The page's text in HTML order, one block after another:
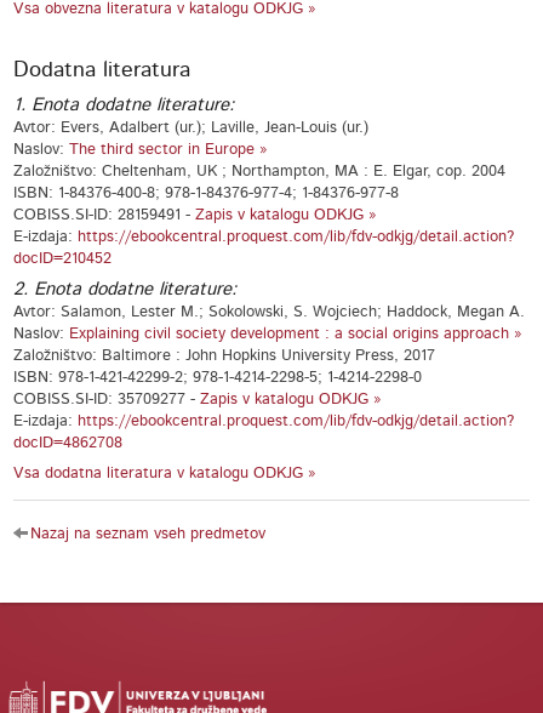
Vsa obvezna literatura v katalogu ODKJG »
Dodatna literatura
1. Enota dodatne literature:
Avtor: Evers, Adalbert (ur.); Laville, Jean-Louis (ur.)
Naslov:The third sector in Europe »
Založništvo: Cheltenham, UK ; Northampton, MA : E. Elgar, cop. 2004
ISBN: 1-84376-400-8; 978-1-84376-977-4; 1-84376-977-8
COBISS.SI-ID: 28159491 -Zapis v katalogu ODKJG »
E-izdaja: https://ebookcentral.proquest.com/lib/fdv-odkjg/detail.action?
docID=210452
2. Enota dodatne literature:
Avtor: Salamon, Lester M.; Sokolowski, S. Wojciech; Haddock, Megan A.
Naslov: Explaining civil society development : a social origins approach »
Založništvo: Baltimore : John Hopkins University Press, 2017
ISBN: 978-1-421-42299-2; 978-1-4214-2298-5; 1-4214-2298-0
COBISS.SI-ID: 35709277 -Zapis v katalogu ODKJG »
E-izdaja: https://ebookcentral.proquest.com/lib/fdv-odkjg/detail.action?
docID=4862708
Vsa dodatna literatura v katalogu ODKJG »
Nazaj na seznam vseh predmetov